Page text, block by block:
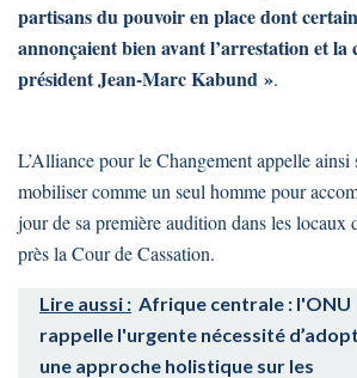
partisans du pouvoir en place dont
annonçaient bien avant l’arrestation et
président Jean-Marc Kabund ».
L’Alliance pour le Changement appelle ainsi
mobiliser comme un seul homme pour
jour de sa première audition dans les locaux
près la Cour de Cassation.
Lire aussi : Afrique centrale : l'ONU
rappelle l'urgente nécessité
une approche holistique sur les